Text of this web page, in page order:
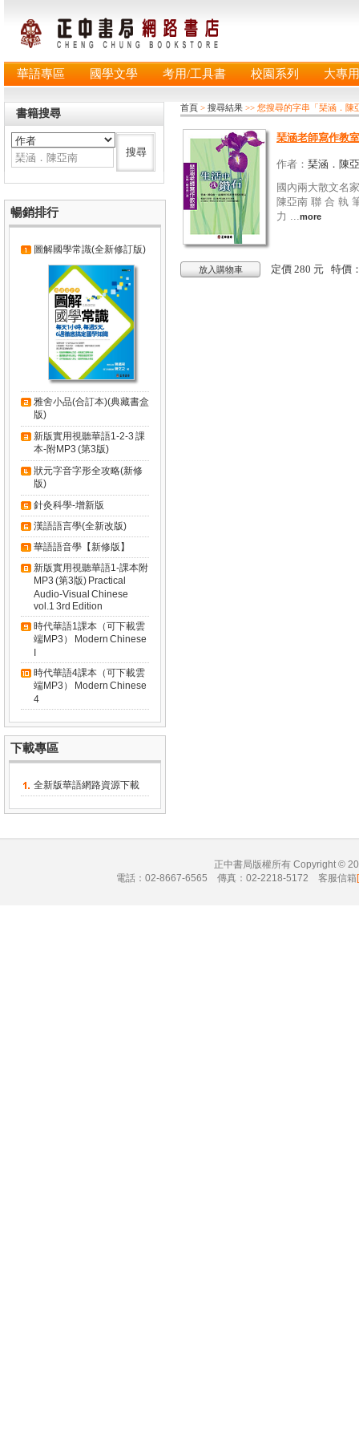
華語專區 國學文學 考用/工具書 校園系列 大專
首頁 > 搜尋結果 >> 您搜尋的字串「琹涵．陳
琹涵老師寫作教
作者： 琹涵．陳
國內兩大散文名
陳亞南 聯 合 執
力 ...more
放入購物車 定價 280 元 特價
書籍搜尋
暢銷排行
圖解國學常識(全新修訂版)
雅舍小品(合訂本)(典藏書盒
版)
新版實用視聽華語1-2-3 課
本-附MP3 (第3版)
狀元字音字形全攻略(新修
版)
針灸科學-增新版
漢語語言學(全新改版)
華語語音學【新修版】
新版實用視聽華語1-課本附
MP3 (第3版) Practical
Audio-Visual Chinese
vol.1 3rd Edition
時代華語1課本（可下載雲
端MP3） Modern Chinese
I
時代華語4課本（可下載雲
端MP3） Modern Chinese
4
下載專區
全新版華語網路資源下載
正中書局版權所有 Copyright ©
電話：02-8667-6565 傳真：02-2218-5172 客服信箱